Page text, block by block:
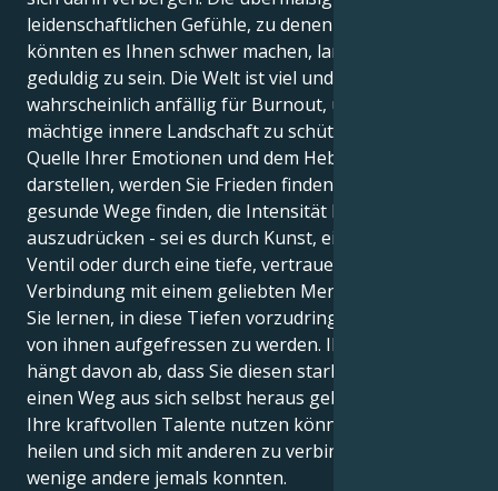
leidenschaftlichen Gefühle, zu denen Sie neigen,
könnten es Ihnen schwer machen, lange und
geduldig zu sein. Die Welt ist viel und Sie sind
wahrscheinlich anfällig für Burnout, um Ihre
mächtige innere Landschaft zu schützen. In der
Quelle Ihrer Emotionen und dem Hebel, den sie
darstellen, werden Sie Frieden finden. Indem Sie
gesunde Wege finden, die Intensität Ihrer Gefühle
auszudrücken - sei es durch Kunst, ein kreatives
Ventil oder durch eine tiefe, vertrauensvolle
Verbindung mit einem geliebten Menschen - können
Sie lernen, in diese Tiefen vorzudringen und nicht
von ihnen aufgefressen zu werden. Ihre Gesundheit
hängt davon ab, dass Sie diesen starken Gefühlen
einen Weg aus sich selbst heraus geben, damit Sie
Ihre kraftvollen Talente nutzen können, um zu
heilen und sich mit anderen zu verbinden, wie es nur
wenige andere jemals konnten.